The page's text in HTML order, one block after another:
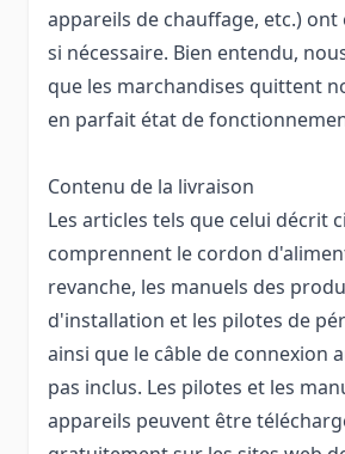
appareils de chauffage, etc.) ont
si nécessaire. Bien entendu,
que les marchandises quittent
en parfait état de
Contenu de la livraison
Les articles tels que celui décrit
comprennent le cordon
revanche, les manuels des
d'installation et les pilotes de
ainsi que le câble de connexion
pas inclus. Les pilotes et les
appareils peuvent être